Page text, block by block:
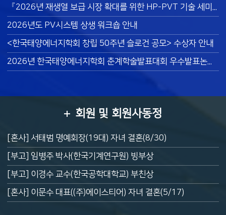
『2026년 재생열 보급 시장 확대를 위한 HP-PVT 기술 세미나』 개최 안내
2026년도 PV시스템 상생 워크숍 안내
<한국태양에너지학회 창립 50주년 슬로건 공모> 수상자 안내
2026년 한국태양에너지학회 춘계학술발표대회 우수발표논문상 수상자
회원 및 회원사동정
[혼사] 서태범 명예회장(19대) 자녀 결혼(8/30)
[부고] 임병주 박사(한국기계연구원) 빙부상
[부고] 이경수 교수(한국공학대학교) 부친상
[혼사] 이문수 대표((주)에이스티어) 자녀 결혼(5/17)